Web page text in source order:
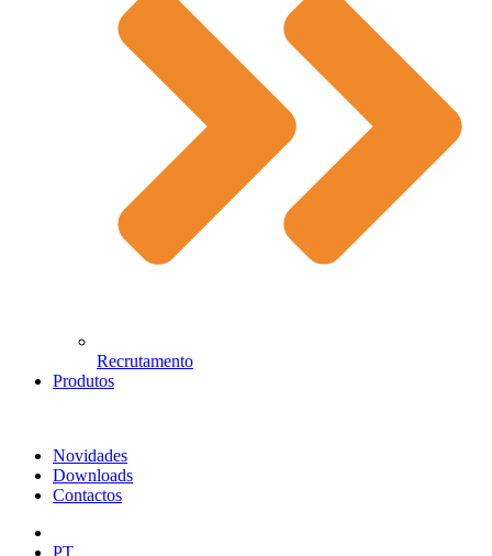
Recrutamento
Produtos
Novidades
Downloads
Contactos